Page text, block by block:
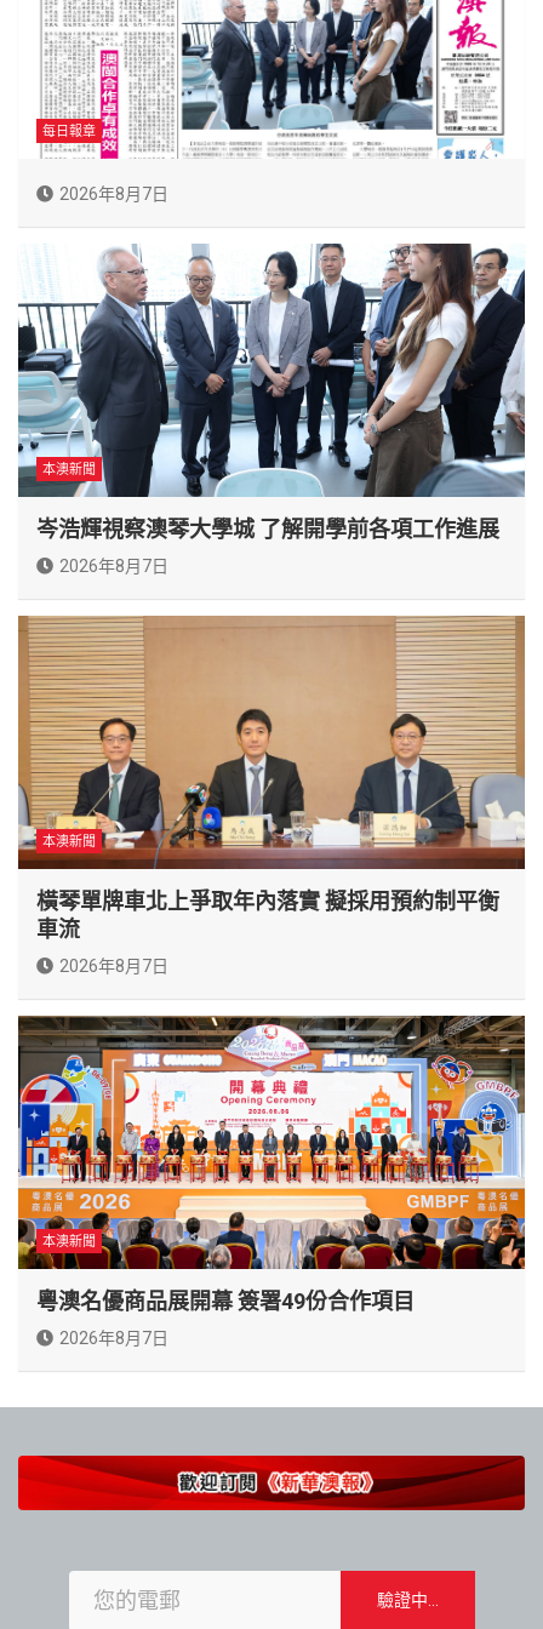
每日報章
2026年8月7日
本澳新聞
岑浩輝視察澳琴大學城 了解開學前各項工作進展
2026年8月7日
本澳新聞
橫琴單牌車北上爭取年內落實 擬採用預約制平衡
車流
2026年8月7日
本澳新聞
粵澳名優商品展開幕 簽署49份合作項目
2026年8月7日